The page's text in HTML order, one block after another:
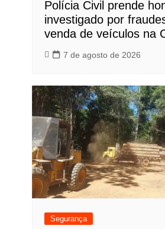
Polícia Civil prende
investigado por
venda de veículos na
7 de agosto de 2026
Segurança